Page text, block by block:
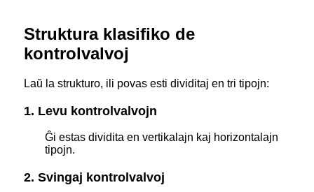
Struktura klasifiko de
kontrolvalvoj
Laŭ la strukturo, ili povas esti dividitaj en tri tipojn:
1. Levu kontrolvalvojn
Ĝi estas dividita en vertikalajn kaj horizontalajn
tipojn.
2. Svingaj kontrolvalvoj